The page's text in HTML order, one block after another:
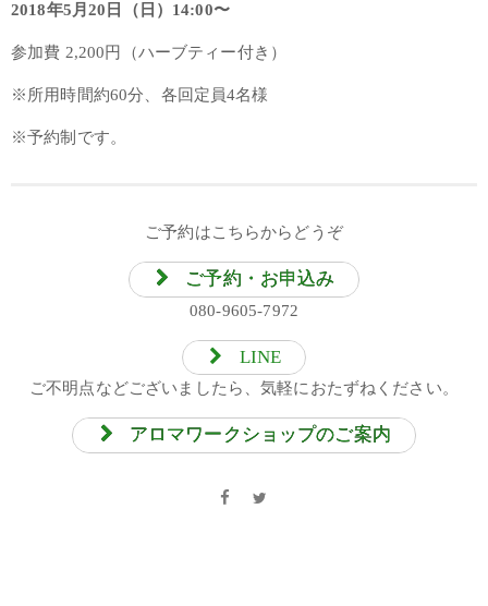
2018年5月20日（日）14:00〜
参加費 2,200円（ハーブティー付き）
※所用時間約60分、各回定員4名様
※予約制です。
ご予約はこちらからどうぞ
ご予約・お申込み
080-9605-7972
LINE
ご不明点などございましたら、気軽におたずねください。
アロマワークショップのご案内